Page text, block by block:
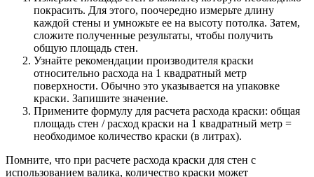
покрасить. Для этого, поочередно измерьте длину
каждой стены и умножьте ее на высоту потолка. Затем,
сложите полученные результаты, чтобы получить
общую площадь стен.
Узнайте рекомендации производителя краски
относительно расхода на 1 квадратный метр
поверхности. Обычно это указывается на упаковке
краски. Запишите значение.
Примените формулу для расчета расхода краски: общая
площадь стен / расход краски на 1 квадратный метр =
необходимое количество краски (в литрах).
Помните, что при расчете расхода краски для стен с
использованием валика, количество краски может